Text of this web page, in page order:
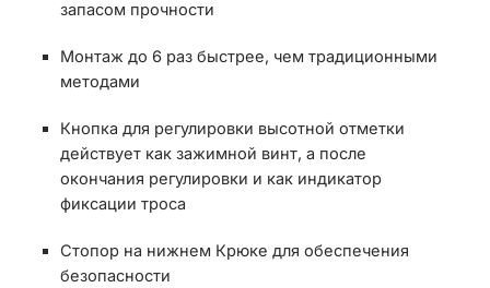
запасом прочности
Монтаж до 6 раз быстрее, чем традиционными
методами
Кнопка для регулировки высотной отметки
действует как зажимной винт, а после
окончания регулировки и как индикатор
фиксации троса
Стопор на нижнем Крюке для обеспечения
безопасности